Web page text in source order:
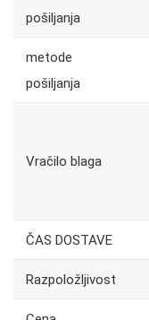
pošiljanja
metode
pošiljanja
Vračilo blaga
ČAS DOSTAVE
Razpoložljivost